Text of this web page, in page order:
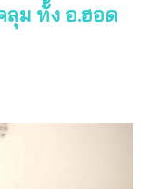
ลุม ทั้ง อ.ฮอด